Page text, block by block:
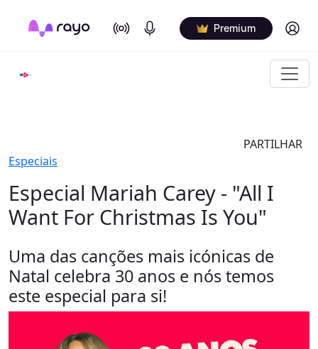
On Air Podcasts Premium Log in
PARTILHAR
Especiais
Especial Mariah Carey - "All I
Want For Christmas Is You"
Uma das canções mais icónicas de
Natal celebra 30 anos e nós temos
este especial para si!